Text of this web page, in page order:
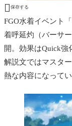
 保存する
FGO水着イベント
着呼延灼（バーサ
開。効果はQuick強
解説文ではマスタ
熱な内容になってい